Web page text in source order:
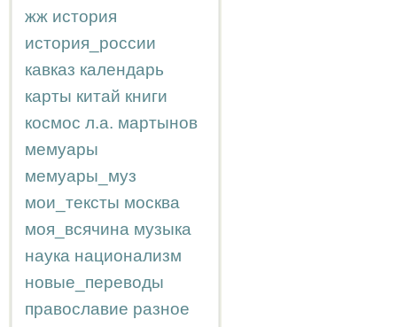
жж история
история_россии
кавказ календарь
карты китай книги
космос л.а. мартынов
мемуары
мемуары_муз
мои_тексты москва
моя_всячина музыка
наука национализм
новые_переводы
православие разное